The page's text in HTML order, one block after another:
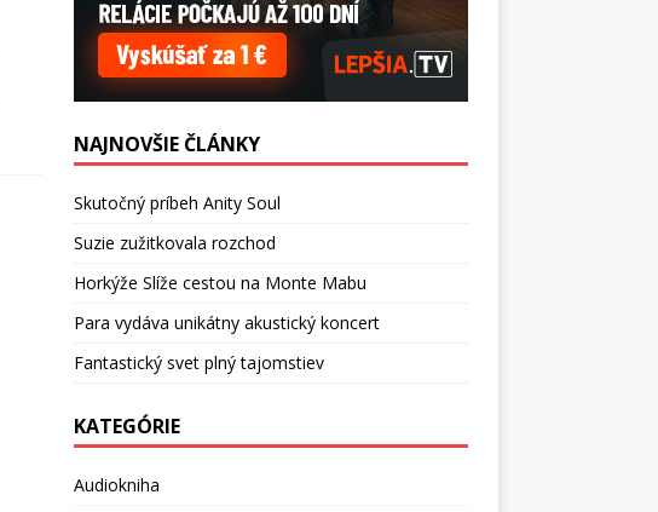
NAJNOVŠIE ČLÁNKY
Skutočný príbeh Anity Soul
Suzie zužitkovala rozchod
Horkýže Slíže cestou na Monte Mabu
Para vydáva unikátny akustický koncert
Fantastický svet plný tajomstiev
KATEGÓRIE
Audiokniha